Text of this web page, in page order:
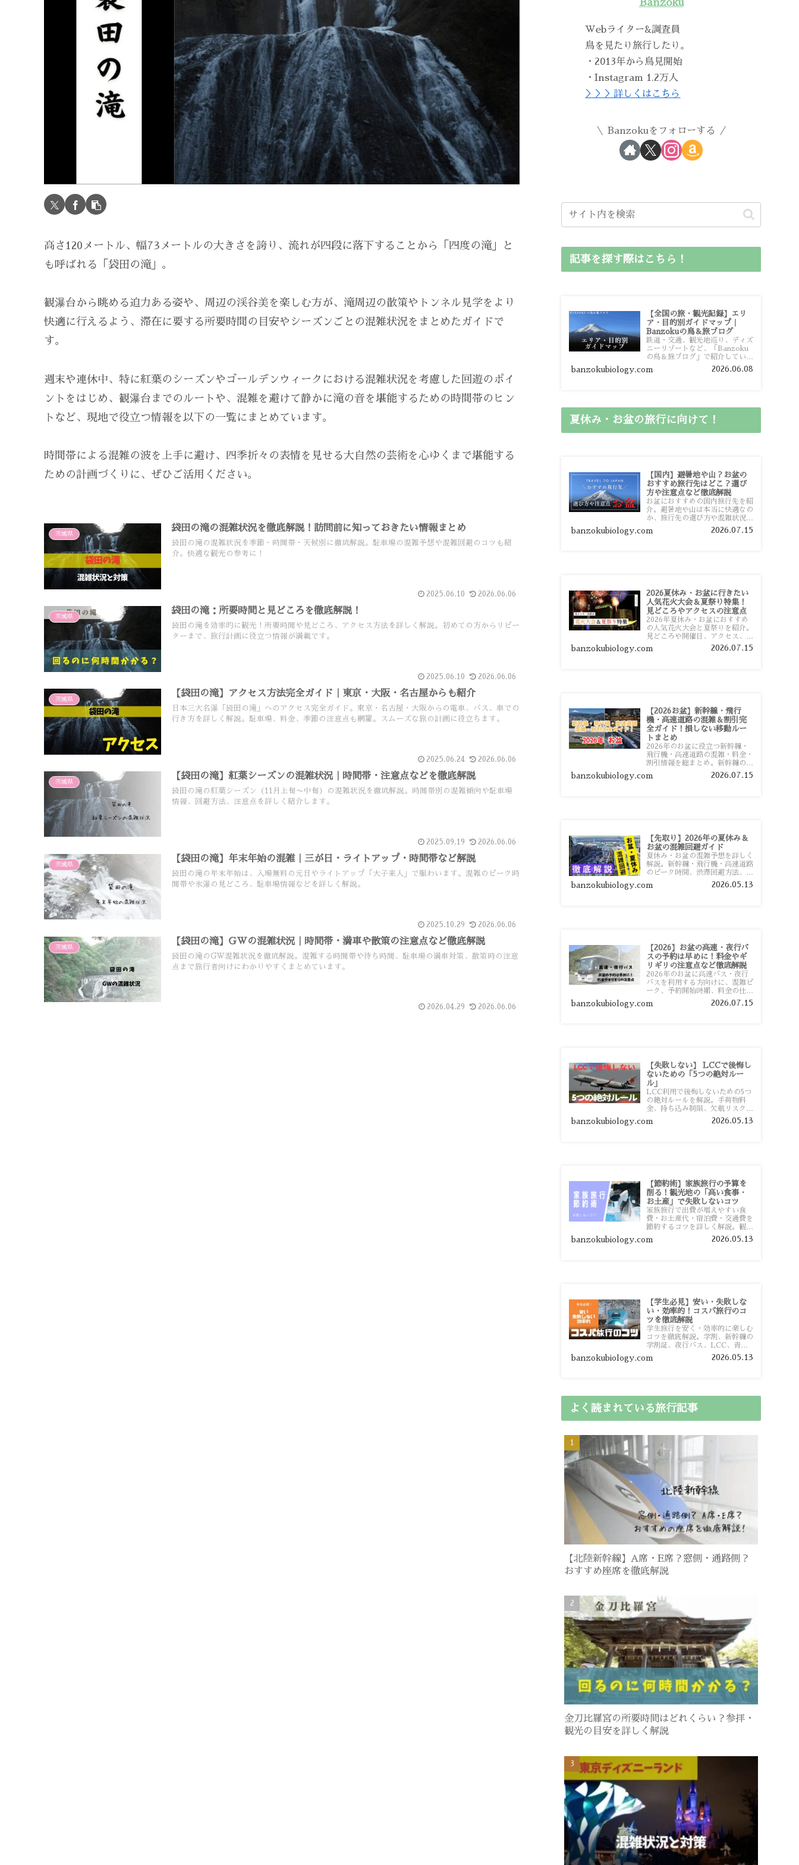
高さ120メートル、幅73メートルの大きさを誇り、流れが四段に落下することから「四度の滝」と
も呼ばれる「袋田の滝」。
観瀑台から眺める迫力ある姿や、周辺の渓谷美を楽しむ方が、滝周辺の散策やトンネル見学をより
快適に行えるよう、滞在に要する所要時間の目安やシーズンごとの混雑状況をまとめたガイドで
す。
週末や連休中、特に紅葉のシーズンやゴールデンウィークにおける混雑状況を考慮した回遊のポイ
ントをはじめ、観瀑台までのルートや、混雑を避けて静かに滝の音を堪能するための時間帯のヒン
トなど、現地で役立つ情報を以下の一覧にまとめています。
時間帯による混雑の波を上手に避け、四季折々の表情を見せる大自然の芸術を心ゆくまで堪能する
ための計画づくりに、ぜひご活用ください。
茨城県
袋田の滝の混雑状況を徹底解説！訪問前に知っておきたい情報まとめ
袋田の滝の混雑状況を季節・時間帯・天候別に徹底解説。駐車場の混雑予想や混雑回避のコツも紹
介。快適な観光の参考に！
2025.06.10 2026.06.06
茨城県
袋田の滝：所要時間と見どころを徹底解説！
袋田の滝を効率的に観光！所要時間や見どころ、アクセス方法を詳しく解説。初めての方からリピー
ターまで、旅行計画に役立つ情報が満載です。
2025.06.10 2026.06.06
茨城県
【袋田の滝】アクセス方法完全ガイド｜東京・大阪・名古屋からも紹介
日本三大名瀑「袋田の滝」へのアクセス完全ガイド。東京・名古屋・大阪からの電車、バス、車での
行き方を詳しく解説。駐車場、料金、季節の注意点も網羅。スムーズな旅の計画に役立ちます。
2025.06.24 2026.06.06
茨城県
【袋田の滝】紅葉シーズンの混雑状況｜時間帯・注意点などを徹底解説
袋田の滝の紅葉シーズン（11月上旬〜中旬）の混雑状況を徹底解説。時間帯別の混雑傾向や駐車場
情報、回避方法、注意点を詳しく紹介します。
2025.09.19 2026.06.06
茨城県
【袋田の滝】年末年始の混雑｜三が日・ライトアップ・時間帯など解説
袋田の滝の年末年始は、入場無料の元日やライトアップ「大子来人」で賑わいます。混雑のピーク時
間帯や氷瀑の見どころ、駐車場情報などを詳しく解説。
2025.10.29 2026.06.06
茨城県
【袋田の滝】GWの混雑状況｜時間帯・満車や散策の注意点など徹底解説
袋田の滝のGW混雑状況を徹底解説。混雑する時間帯や待ち時間、駐車場の満車対策、散策時の注意
点まで旅行者向けにわかりやすくまとめています。
2026.04.29 2026.06.06
Banzoku
Webライター&調査員
鳥を見たり旅行したり。
・2013年から鳥見開始
・Instagram 1.2万人
＞＞＞詳しくはこちら
Banzokuをフォローする
記事を探す際はこちら！
【全国の旅・観光記録】エリ
ア・目的別ガイドマップ｜
Banzokuの鳥＆旅ブログ
鉄道・交通、観光地巡り、ディズ
ニーリゾートなど、「Banzoku
の鳥＆旅ブログ」で紹介している
全国の旅行・観光記録をエリアや
目的別に整理しました。あなたが
banzokubiology.com 2026.06.08
夏休み・お盆の旅行に向けて！
【国内】避暑地や山？お盆の
おすすめ旅行先はどこ？選び
方や注意点など徹底解説
お盆におすすめの国内旅行先を紹
介。避暑地や山は本当に快適なの
か、旅行先の選び方や混雑状況、
注意点、比較的混雑を避けやすい
おすすめスポットまで旅行前に役
banzokubiology.com 2026.07.15
2026夏休み・お盆に行きたい
人気花火大会＆夏祭り特集！
見どころやアクセスの注意点
2026年夏休み・お盆におすすめ
の人気花火大会と夏祭りを紹介。
見どころや開催日、アクセス、混
雑対策、旅行前に知っておきたい
注意点をわかりやすく解説しま
banzokubiology.com 2026.07.15
【2026お盆】新幹線・飛行
機・高速道路の混雑＆割引完
全ガイド！損しない移動ルー
トまとめ
2026年のお盆に役立つ新幹線・
飛行機・高速道路の混雑・料金・
割引情報を総まとめ。新幹線の予
約や最繁忙期料金、飛行機を安く
予約するコツ、高速道路の休日割
banzokubiology.com 2026.07.15
【先取り】2026年の夏休み＆
お盆の混雑回避ガイド
夏休み・お盆の混雑予想を詳しく
解説。新幹線・飛行機・高速道路
のピーク時間、渋滞回避方法、混
雑しやすい観光地、交通手段別の
特徴まで旅行者向けに分かりやす
banzokubiology.com 2026.05.13
【2026】お盆の高速・夜行バ
スの予約は早めに！料金やギ
リギリの注意点など徹底解説
2026年のお盆に高速バス・夜行
バスを利用する方向けに、混雑ピ
ーク、予約開始時期、料金の仕組
み、キャンセル待ちのコツ、直前
予約の注意点まで詳しく解説しま
banzokubiology.com 2026.07.15
【失敗しない】 LCCで後悔し
ないための「5つの絶対ルー
ル」
LCC利用で後悔しないための5つ
の絶対ルールを解説。手荷物料
金、持ち込み制限、欠航リスク、
時間厳守など、格安航空会社を利
用する前に知っておきたい注意点
banzokubiology.com 2026.05.13
【節約術】家族旅行の予算を
削る！観光地の「高い食事・
お土産」で失敗しないコツ
家族旅行で出費が増えやすい食
費・お土産代・宿泊費・交通費を
節約するコツを詳しく解説。観光
地価格を避ける方法や、早割・ス
ーパー活用術、予算管理のポイン
banzokubiology.com 2026.05.13
【学生必見】安い・失敗しな
い・効率的！コスパ旅行のコ
ツを徹底解説
学生旅行を安く・効率的に楽しむ
コツを徹底解説。学割、新幹線の
学割証、夜行バス、LCC、青春
18きっぷ、レンタカー割り勘な
ど、学生向けの節約旅行術を詳し
banzokubiology.com 2026.05.13
よく読まれている旅行記事
【北陸新幹線】A席・E席？窓側・通路側？
おすすめ座席を徹底解説
金刀比羅宮の所要時間はどれくらい？参拝・
観光の目安を詳しく解説